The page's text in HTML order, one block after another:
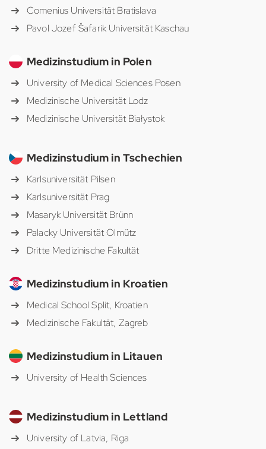
Comenius Universität Bratislava
Pavol Jozef Šafarik Universität Kaschau
Medizinstudium in Polen
University of Medical Sciences Posen
Medizinische Universität Lodz
Medizinische Universität Białystok
Medizinstudium in Tschechien
Karlsuniversität Pilsen
Karlsuniversität Prag
Masaryk Universität Brünn
Palacky Universität Olmütz
Dritte Medizinische Fakultät
Medizinstudium in Kroatien
Medical School Split, Kroatien
Medizinische Fakultät, Zagreb
Medizinstudium in Litauen
University of Health Sciences
Medizinstudium in Lettland
University of Latvia, Riga